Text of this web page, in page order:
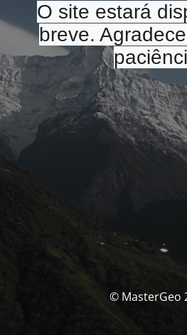
O site estará
breve.
© MasterGeo